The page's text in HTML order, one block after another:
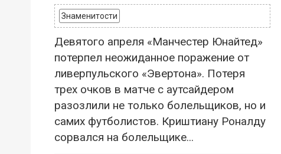
Знаменитости
Девятого апреля «Манчестер Юнайтед»
потерпел неожиданное поражение от
ливерпульского «Эвертона». Потеря
трех очков в матче с аутсайдером
разозлили не только болельщиков, но и
самих футболистов. Криштиану Роналду
сорвался на болельщике...